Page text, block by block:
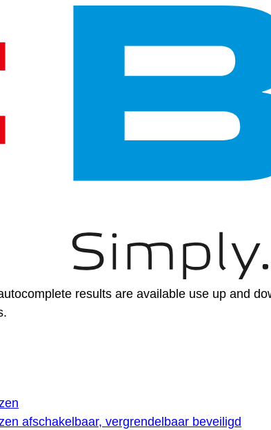
results are available use up and
afschakelbaar, vergrendelbaar beveiligd